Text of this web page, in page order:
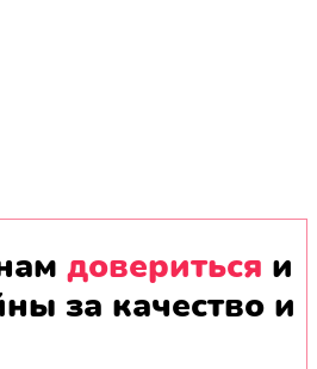
довериться и
за качество и